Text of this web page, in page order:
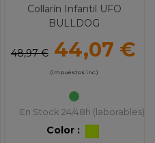
Collarín Infantil UFO
BULLDOG
48,97 € 44,07 €
(impuestos inc.)
En Stock 24/48h (laborables)
Color :